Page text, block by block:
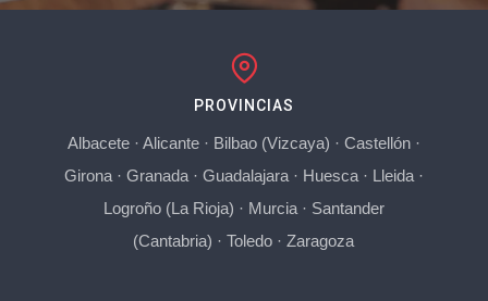
PROVINCIAS
Albacete· Alicante· Bilbao (Vizcaya) · Castellón·
Girona· Granada· Guadalajara· Huesca· Lleida·
Logroño (La Rioja) · Murcia· Santander
(Cantabria) ·Toledo ·Zaragoza